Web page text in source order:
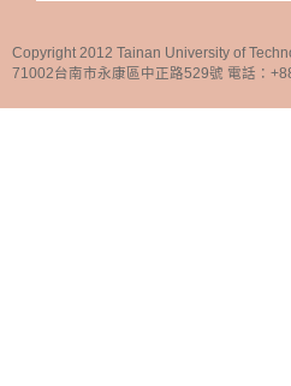
Copyright 2012 Tainan University of
71002台南市永康區中正路529號 電話：